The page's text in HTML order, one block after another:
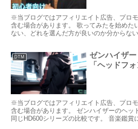
※当ブログではアフィリエイト広告、プロ
含む場合があります。 歌ってみたを始めた
ない、どれを選んだ方が良いのか分からな
DTM
ゼンハイザ
「ヘッドフ
※当ブログではアフィリエイト広告、プロ
含む場合があります。 ゼンハイザーのヘッ
同じHD600シリーズの比較です。 音楽鑑賞